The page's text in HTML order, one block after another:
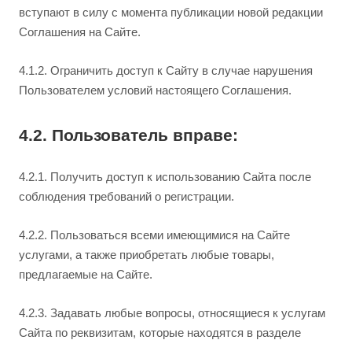
вступают в силу с момента публикации новой редакции
Соглашения на Сайте.
4.1.2. Ограничить доступ к Сайту в случае нарушения
Пользователем условий настоящего Соглашения.
4.2. Пользователь вправе:
4.2.1. Получить доступ к использованию Сайта после
соблюдения требований о регистрации.
4.2.2. Пользоваться всеми имеющимися на Сайте
услугами, а также приобретать любые товары,
предлагаемые на Сайте.
4.2.3. Задавать любые вопросы, относящиеся к услугам
Сайта по реквизитам, которые находятся в разделе